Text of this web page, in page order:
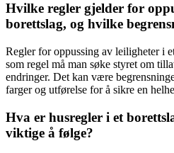
Hvilke regler gjelder for
borettslag, og hvilke
Regler for oppussing av leiligheter i
som regel må man søke styret om
endringer. Det kan være
farger og utførelse for å sikre en
Hva er husregler i et
viktige å følge?